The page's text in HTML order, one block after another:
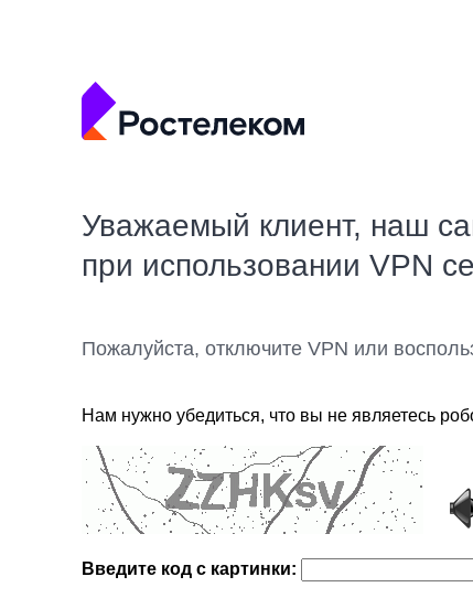
Уважаемый клиент, наш
при использовании VPN
Пожалуйста, отключите VPN или
Нам нужно убедиться, что вы не являетесь
Введите код с картинки: